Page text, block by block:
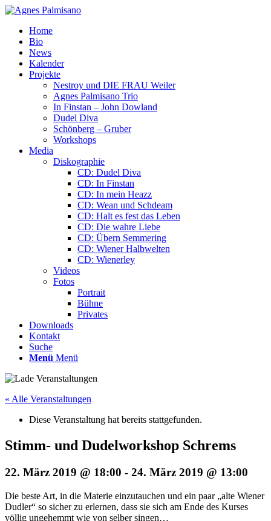
Home
Bio
News
Kalender
Projekte
Nestroy und DIE FRAU Weiler
Agnes Palmisano Trio
In Finstan – John Dowland
Dudel Diva
Schönberg – Gruber
Workshops
Media
Diskographie
CD: Dudel Diva
CD: In Finstan
CD: In mein Heazz
CD: Wean und Schdeam
CD: Halt es fest das Leben
CD: Die wahre Liebe
CD: Übern Semmering
CD: Wiener Halbwelten
CD: Wienerley
Videos
Fotos
Portrait
Bühne
Privates
Downloads
Kontakt
Suche
Menü Menü
« Alle Veranstaltungen
Diese Veranstaltung hat bereits stattgefunden.
Stimm- und Dudelworkshop Schrems
22. März 2019 @ 18:00 - 24. März 2019 @ 13:00
Die beste Art, in die Materie einzutauchen und ein paar „alte Wiener
Dudler“ so sicher zu erlernen, dass sie sich am Ende des Kurses
völlig ungehemmt wie von selber singen…